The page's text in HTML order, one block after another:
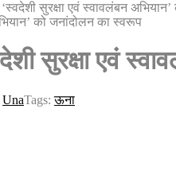
सुरक्षा एवं स्वावलंबन
सुरक्षा एवं
UnaTags:ऊना